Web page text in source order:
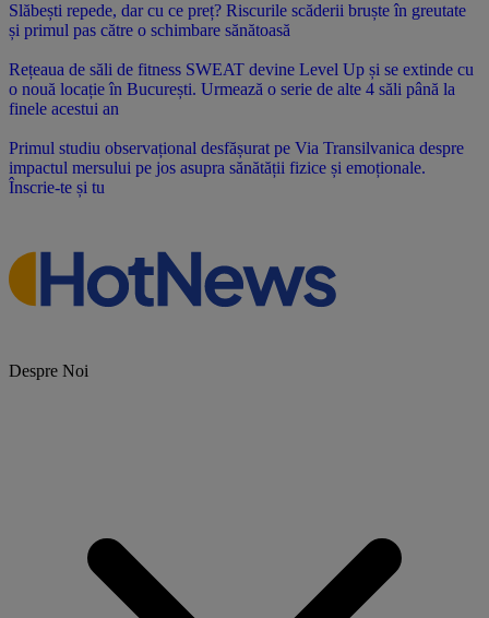
Slăbești repede, dar cu ce preț? Riscurile scăderii bruște în greutate
și primul pas către o schimbare sănătoasă
Rețeaua de săli de fitness SWEAT devine Level Up și se extinde cu
o nouă locație în București. Urmează o serie de alte 4 săli până la
finele acestui an
Primul studiu observațional desfășurat pe Via Transilvanica despre
impactul mersului pe jos asupra sănătății fizice și emoționale.
Înscrie-te și tu
Despre Noi